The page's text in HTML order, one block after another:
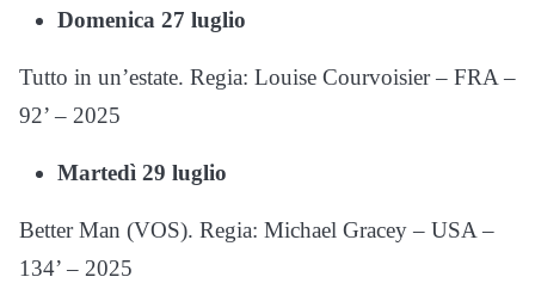
Domenica 27 luglio
Tutto in un’estate. Regia: Louise Courvoisier – FRA –
92’ – 2025
Martedì 29 luglio
Better Man (VOS). Regia: Michael Gracey – USA –
134’ – 2025